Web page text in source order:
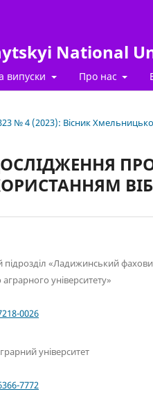
National
випуски Про нас
№ 4 (2023): Вісник
підрозділ «Ладижинський
університету»
0026
університет
7772